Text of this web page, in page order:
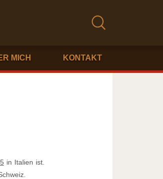
MICH KONTAKT
in Italien ist.